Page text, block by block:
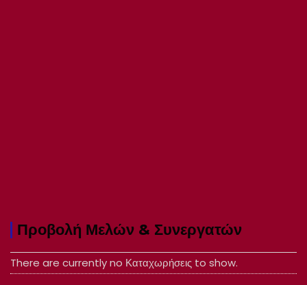
Προβολή Μελών & Συνεργατών
There are currently no Καταχωρήσεις to show.